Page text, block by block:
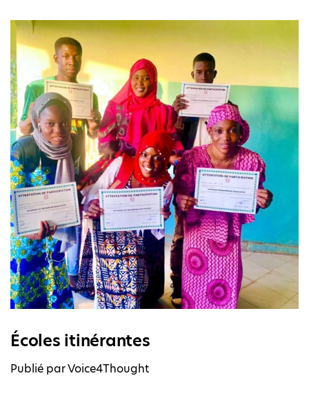
Écoles itinérantes
Publié par Voice4Thought